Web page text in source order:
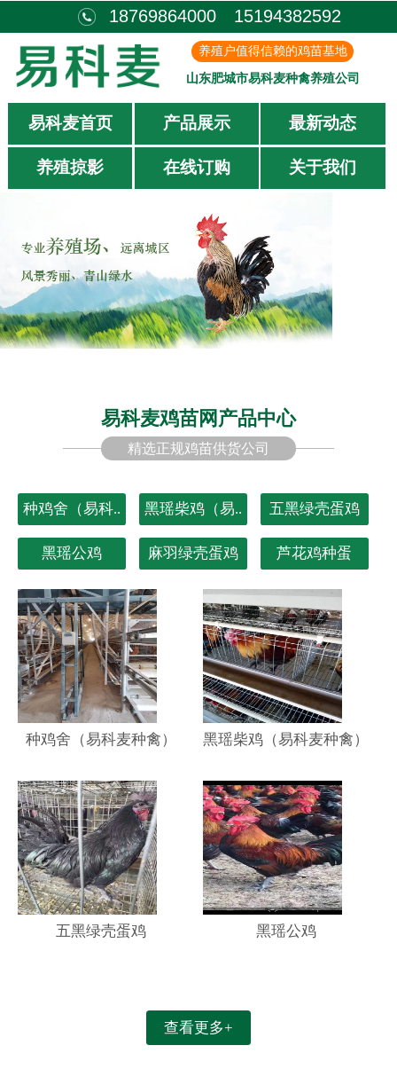
18769864000 15194382592
养殖户值得信赖的鸡苗基地
山东肥城市易科麦种禽养殖公司
易科麦首页 产品展示 最新动态
养殖掠影 在线订购 关于我们
易科麦鸡苗网产品中心
精选正规鸡苗供货公司
种鸡舍（易科.. 黑瑶柴鸡（易.. 五黑绿壳蛋鸡
黑瑶公鸡 麻羽绿壳蛋鸡 芦花鸡种蛋
种鸡舍（易科麦种禽） 黑瑶柴鸡（易科麦种禽）
五黑绿壳蛋鸡 黑瑶公鸡
查看更多+